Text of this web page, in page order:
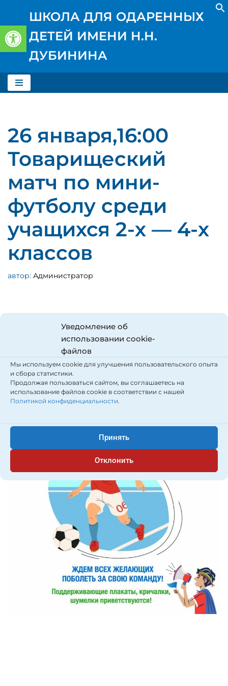
Уведомление об
использовании cookie-
файлов
Мы используем cookie для улучшения пользовательского опыта
и сбора статистики.
Продолжая пользоваться сайтом, вы соглашаетесь на
использование файлов cookie в соответствии с нашей
Политикой конфиденциальности.
Принять
Отклонить
Открыть панель инструментов
Перейти
к
содержимому
ШКОЛА ДЛЯ ОДАРЕННЫХ
ДЕТЕЙ ИМЕНИ Н.Н.
ДУБИНИНА
26 января,16:00
Товарищеский
матч по мини-
футболу среди
учащихся 2-х — 4-х
классов
автор: Администратор